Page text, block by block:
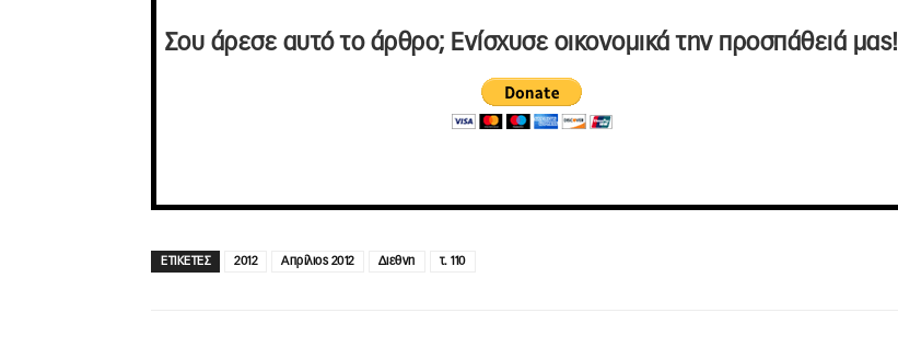
Σου άρεσε αυτό το άρθρο; Ενίσχυσε οικονομικά την προσπάθειά μας!
ΕΤΙΚΕΤΕΣ 2012 Απρίλιος 2012 Διεθνη τ. 110